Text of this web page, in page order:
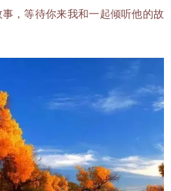
，等待你来我和一起倾听他的故